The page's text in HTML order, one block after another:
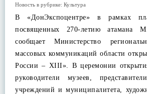
Новость в рубрике: Культура
В «ДонЭкспоцентре» в рамках
посвященных 270-летию атамана
сообщает Министерство
массовых коммуникаций области
России – XIII». В церемонии
руководители музеев,
учреждений и муниципалитета,